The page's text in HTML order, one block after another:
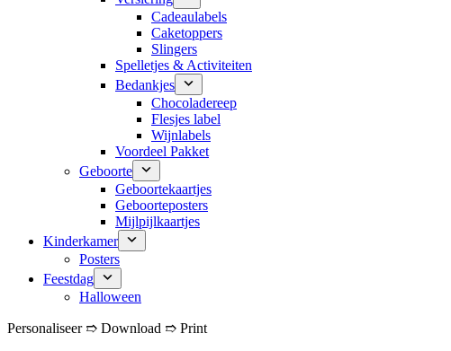
Cadeaulabels
Caketoppers
Slingers
Spelletjes & Activiteiten
Bedankjes
Chocoladereep
Flesjes label
Wijnlabels
Voordeel Pakket
Geboorte
Geboortekaartjes
Geboorteposters
Mijlpijlkaartjes
Kinderkamer
Posters
Feestdag
Halloween
Personaliseer ➱ Download ➱ Print